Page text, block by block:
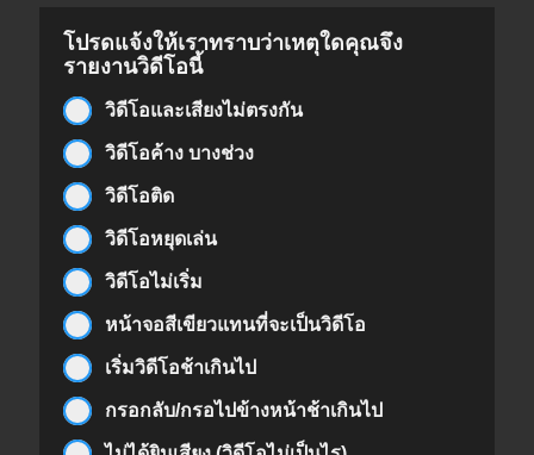
โปรดแจ้งให้เราทราบว่าเหตุใดคุณจึง
รายงานวิดีโอนี้
วิดีโอและเสียงไม่ตรงกัน
วิดีโอค้าง บางช่วง
วิดีโอติด
วิดีโอหยุดเล่น
วิดีโอไม่เริ่ม
หน้าจอสีเขียวแทนที่จะเป็นวิดีโอ
เริ่มวิดีโอช้าเกินไป
กรอกลับ/กรอไปข้างหน้าช้าเกินไป